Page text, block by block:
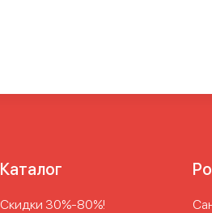
Каталог
Скидки 30%-80%!